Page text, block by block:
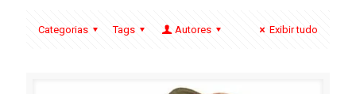
Categorias Tags Autores Exibir tudo